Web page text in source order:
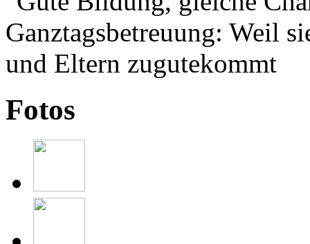
Fotos